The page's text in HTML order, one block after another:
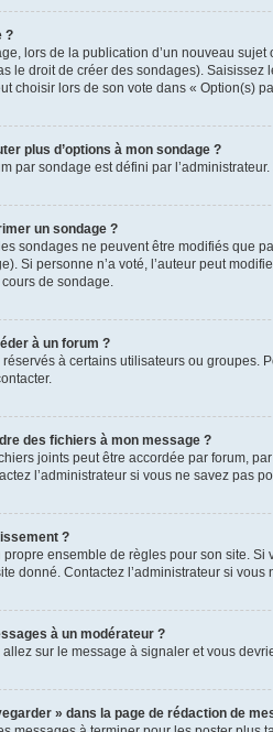
?
lors de la publication d’un nouveau
le droit de créer des sondages).
choisir lors de son vote dans « Option(s)
plus d’options à mon sondage ?
par sondage est défini par
un sondage ?
sondages ne peuvent être modifiés que
Si personne n’a voté, l’auteur peut
de sondage.
à un forum ?
à certains utilisateurs ou groupes.
des fichiers à mon message ?
joints peut être accordée par forum,
l’administrateur si vous ne savez pas
?
ensemble de règles pour son site. Si
donné. Contactez l’administrateur si
à un modérateur ?
allez sur le message à signaler et vous
» dans la page de rédaction de